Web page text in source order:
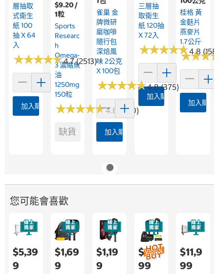
層抽取
式衛生
紙 100
抽 X 64
入
★★★★★
★★★★★4.7 (2513)
加入購物車
$9.20 /
1粒
Sports
Researc
H
Omega-
3 濃縮魚
油
1250mg
150粒
★★★★★
★★★★★4.8 (360)
缺貨
雀巢 金
牌微研
磨咖啡
隨行包
深焙風
味 2公克
X 100包
★★★★★
★★★★★4.8 (375)
加入購物車
三層抽
取衛生
紙 120抽
X 72入
★★★★★
★★★★★4.8
加入購物車
桂格 黃
金麩片
燕麥片
1.7公斤
★★★
★★★
加入購物
您可能會喜歡
$5,39
9
$1,69
9
$1,19
9
$2,0
99
$11,9
99